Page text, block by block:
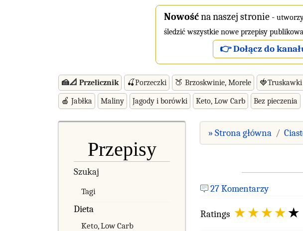
Nowośćna naszej stronie -
śledzić wszystkie nowe przepisy
👉 Dołącz do
🍰📐 Przelicznik 🍒Porzeczki 🍑 Brzoskwinie, Morele 🍓Truskawki
🍎 Jabłka Maliny Jagody i borówki Keto, Low Carb Bez pieczenia
Przepisy
Szukaj
Tagi
Dieta
Keto, Low Carb
» Strona główna
27 Komentarzy
Ratings